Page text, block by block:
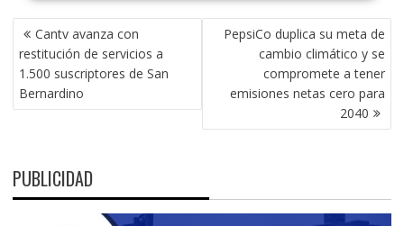
NAVEGACIÓN
DE
ENTRADAS
Cantv avanza con
restitución de servicios a
1.500 suscriptores de San
Bernardino
PepsiCo duplica su meta de
cambio climático y se
compromete a tener
emisiones netas cero para
2040
PUBLICIDAD